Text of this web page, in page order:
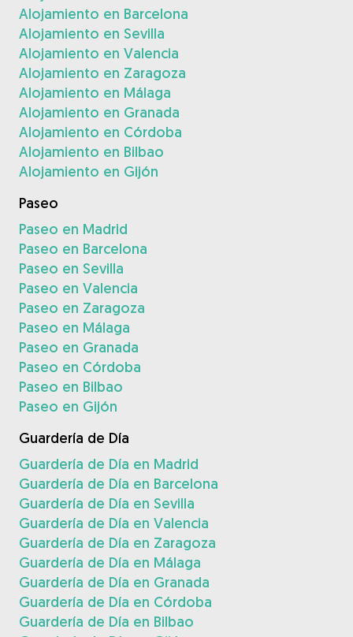
Alojamiento en Barcelona
Alojamiento en Sevilla
Alojamiento en Valencia
Alojamiento en Zaragoza
Alojamiento en Málaga
Alojamiento en Granada
Alojamiento en Córdoba
Alojamiento en Bilbao
Alojamiento en Gijón
Paseo
Paseo en Madrid
Paseo en Barcelona
Paseo en Sevilla
Paseo en Valencia
Paseo en Zaragoza
Paseo en Málaga
Paseo en Granada
Paseo en Córdoba
Paseo en Bilbao
Paseo en Gijón
Guardería de Día
Guardería de Día en Madrid
Guardería de Día en Barcelona
Guardería de Día en Sevilla
Guardería de Día en Valencia
Guardería de Día en Zaragoza
Guardería de Día en Málaga
Guardería de Día en Granada
Guardería de Día en Córdoba
Guardería de Día en Bilbao